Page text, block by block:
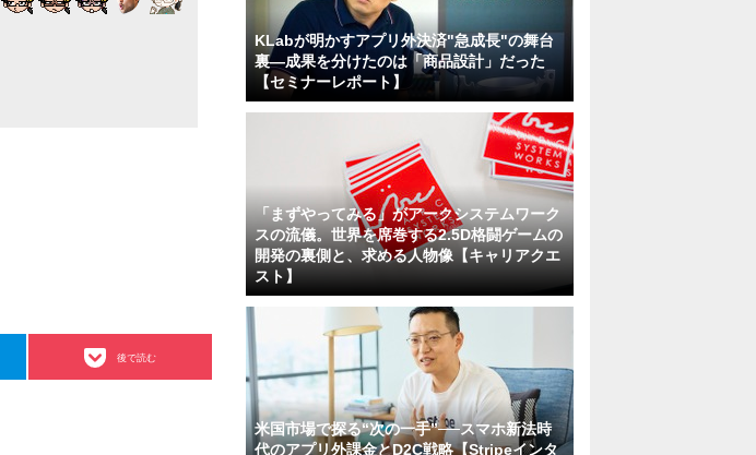
後で読む
KLabが明かすアプリ外決済"急成長"の舞台
裏―成果を分けたのは「商品設計」だった
【セミナーレポート】
「まずやってみる」がアークシステムワーク
スの流儀。世界を席巻する2.5D格闘ゲームの
開発の裏側と、求める人物像【キャリアクエ
スト】
米国市場で探る“次の一手”──スマホ新法時
代のアプリ外課金とD2C戦略【Stripeインタ